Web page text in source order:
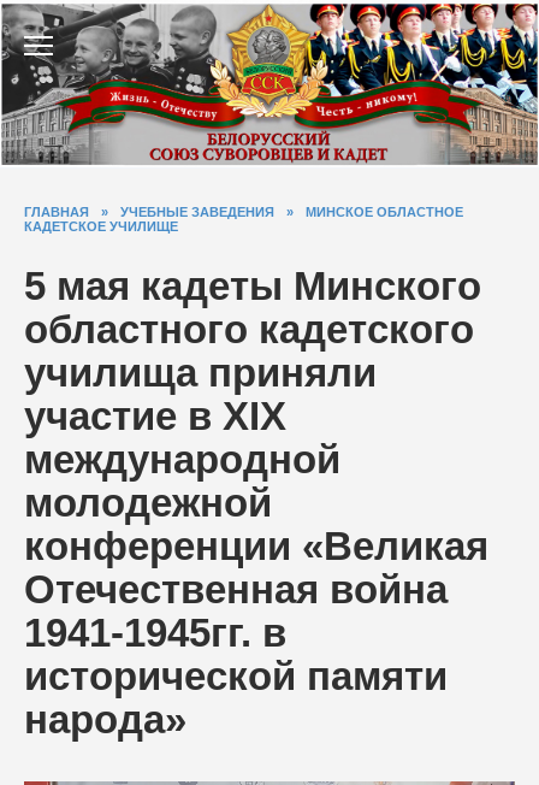
Перейти
к
содержанию
ГЛАВНАЯ » УЧЕБНЫЕ ЗАВЕДЕНИЯ »
МИНСКОЕ ОБЛАСТНОЕ
КАДЕТСКОЕ УЧИЛИЩЕ
5 мая кадеты Минского
областного кадетского
училища приняли
участие в XIX
международной
молодежной
конференции «Великая
Отечественная война
1941-1945гг. в
исторической памяти
народа»